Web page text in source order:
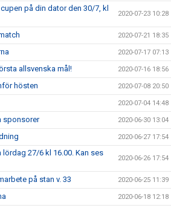
på din dator den 30/7, kl
2020-07-23 10:28
2020-07-21 18:35
2020-07-17 07:13
allsvenska mål! 2020-07-16 18:56
hösten 2020-07-08 20:50
2020-07-04 14:48
sponsorer 2020-06-30 13:04
2020-06-27 17:54
27/6 kl 16.00. Kan ses
2020-06-26 17:54
på stan v. 33 2020-06-25 11:39
2020-06-18 12:18